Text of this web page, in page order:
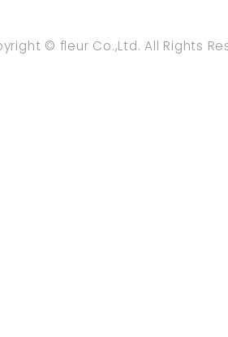
© fleur Co.,Ltd. All Rights